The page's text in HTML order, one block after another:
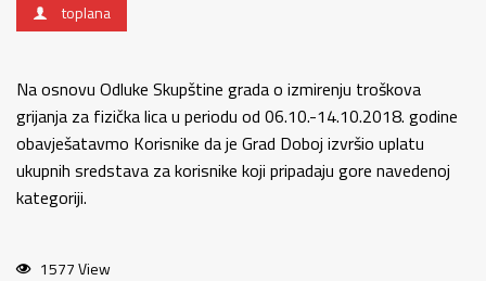
toplana
Na osnovu Odluke Skupštine grada o izmirenju troškova
grijanja za fizička lica u periodu od 06.10.-14.10.2018. godine
obavješatavmo Korisnike da je Grad Doboj izvršio uplatu
ukupnih sredstava za korisnike koji pripadaju gore navedenoj
kategoriji.
1577 View